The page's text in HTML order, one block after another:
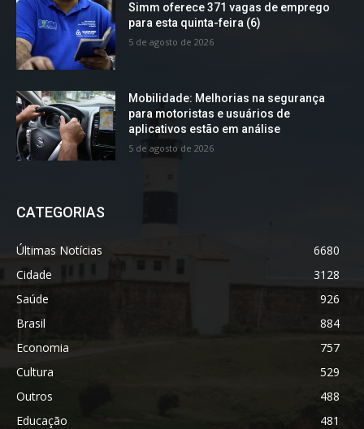
Simm oferece 371 vagas de emprego
para esta quinta-feira (6)
5 de agosto de 2026
Mobilidade: Melhorias na segurança
para motoristas e usuários de
aplicativos estão em análise
5 de agosto de 2026
CATEGORIAS
Últimas Notícias
6680
Cidade
3128
Saúde
926
Brasil
884
Economia
757
Cultura
529
Outros
488
Educação
481